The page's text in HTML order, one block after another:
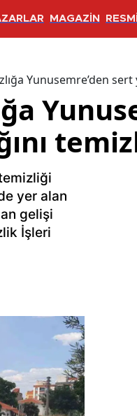
MAGAZİN
Yunusemre’den
yer alan
gelişi
İşleri